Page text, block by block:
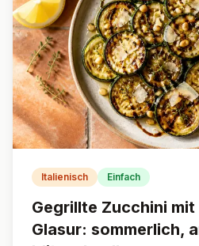
Italienisch Einfach
Gegrillte Zucchini
Glasur: sommerlich,